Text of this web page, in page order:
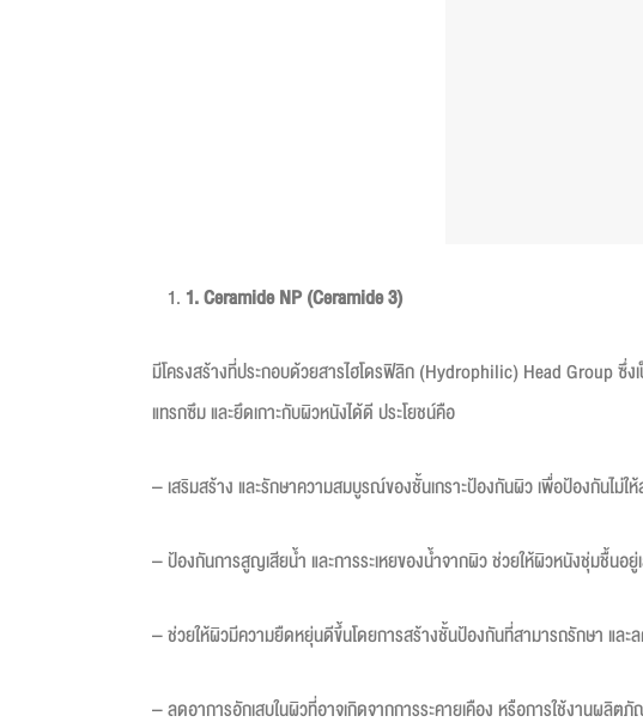
1. Ceramide NP (Ceramide 3)
มีโครงสร้างที่ประกอบด้วยสารไฮโดรฟิลิก (Hydrophilic) Head Group ซึ่
แทรกซึม และยึดเกาะกับผิวหนังได้ดี ประโยชน์คือ
– เสริมสร้าง และรักษาความสมบูรณ์ของชั้นเกราะป้องกันผิว เพื่อป้องกันไม่ใ
– ป้องกันการสูญเสียน้ำ และการระเหยของน้ำจากผิว ช่วยให้ผิวหนังชุ่มชื้นอยู่
– ช่วยให้ผิวมีความยืดหยุ่นดีขึ้นโดยการสร้างชั้นป้องกันที่สามารถรักษา แล
– ลดอาการอักเสบในผิวที่อาจเกิดจากการระคายเคือง หรือการใช้งานผลิต